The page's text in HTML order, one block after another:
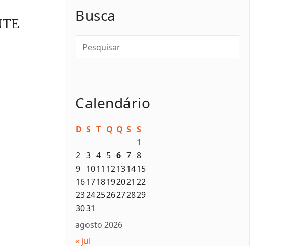
Busca
Calendário
agosto 2026
D S T Q Q S S
1
2 3 4 5 6 7 8
9 1011 12131415
161718192021 22
23242526272829
3031
« jul